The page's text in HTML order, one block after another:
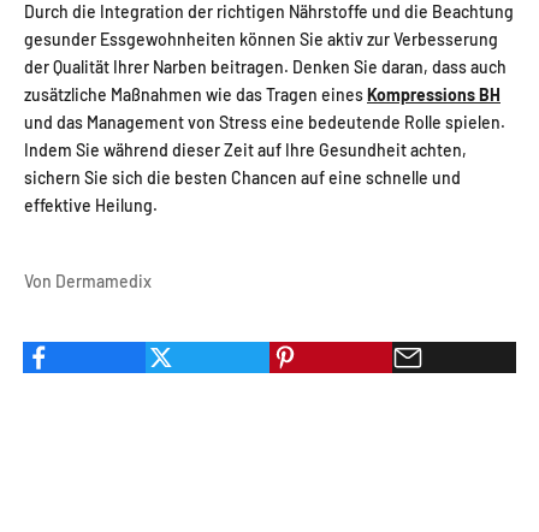
Durch die Integration der richtigen Nährstoffe und die Beachtung
gesunder Essgewohnheiten können Sie aktiv zur Verbesserung
der Qualität Ihrer Narben beitragen. Denken Sie daran, dass auch
zusätzliche Maßnahmen wie das Tragen einesKompressions BH
und das Management von Stress eine bedeutende Rolle spielen.
Indem Sie während dieser Zeit auf Ihre Gesundheit achten,
sichern Sie sich die besten Chancen auf eine schnelle und
effektive Heilung.
Von Dermamedix